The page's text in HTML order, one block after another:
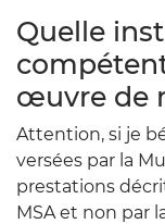
Quelle
œuvre de
Attention, si je
versées par la
prestations
MSA et non par